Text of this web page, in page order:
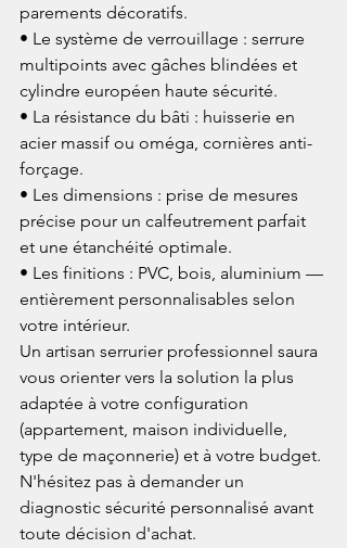
parements décoratifs.
• Le système de verrouillage : serrure
multipoints avec gâches blindées et
cylindre européen haute sécurité.
• La résistance du bâti : huisserie en
acier massif ou oméga, cornières anti-
forçage.
• Les dimensions : prise de mesures
précise pour un calfeutrement parfait
et une étanchéité optimale.
• Les finitions : PVC, bois, aluminium —
entièrement personnalisables selon
votre intérieur.
Un artisan serrurier professionnel saura
vous orienter vers la solution la plus
adaptée à votre configuration
(appartement, maison individuelle,
type de maçonnerie) et à votre budget.
N'hésitez pas à demander un
diagnostic sécurité personnalisé avant
toute décision d'achat.